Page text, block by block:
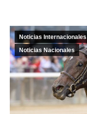
Noticias Internacionales
Noticias Nacionales